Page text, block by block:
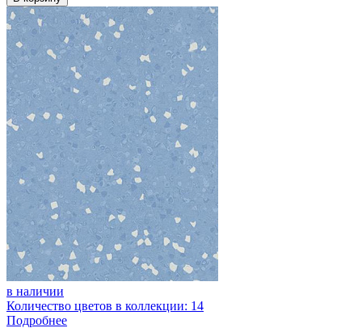
в наличии
Количество цветов в коллекции: 14
Подробнее